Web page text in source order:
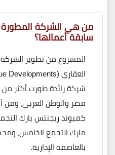
من هي الشركة
سابقة أعمالها؟
المشروع من تطوير الشركة
مصر والوطن العربي، ومن
كمبوند ريجنتس بارك
مارك التجمع الخامس،
بالعاصمة الإدارية.